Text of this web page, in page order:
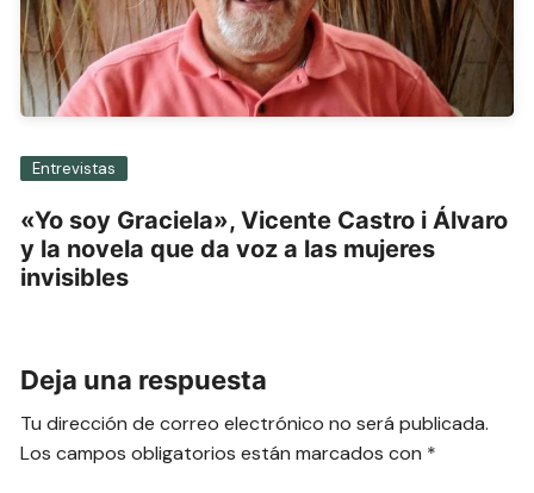
Entrevistas
«Yo soy Graciela», Vicente Castro i Álvaro
y la novela que da voz a las mujeres
invisibles
Deja una respuesta
Tu dirección de correo electrónico no será publicada.
Los campos obligatorios están marcados con *